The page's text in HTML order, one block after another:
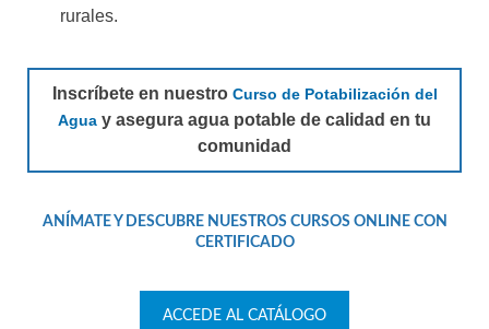
rurales.
Inscríbete en nuestro Curso de Potabilización del
Agua y asegura agua potable de calidad en tu
comunidad
ANÍMATE Y DESCUBRE NUESTROS CURSOS ONLINE CON
CERTIFICADO
ACCEDE AL CATÁLOGO